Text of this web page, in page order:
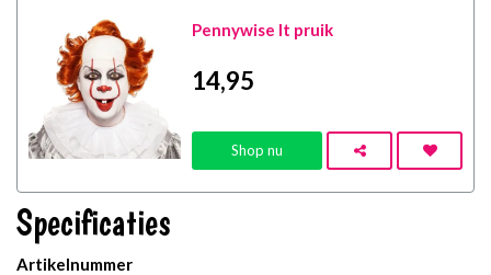
Pennywise It pruik
14,95
Shop nu
Specificaties
Artikelnummer